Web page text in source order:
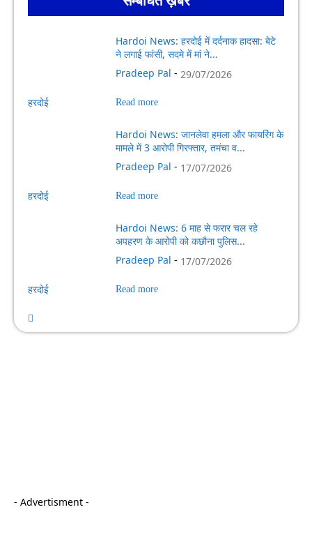
हरदोई
Hardoi News: हरदोई में दर्दनाक हादसा: बेटे
ने लगाई फांसी, सदमे में मां ने...
Pradeep Pal - 29/07/2026
Read more
हरदोई
Hardoi News: जानलेवा हमला और फायरिंग के
मामले में 3 आरोपी गिरफ्तार, तमंचा व...
Pradeep Pal - 17/07/2026
Read more
हरदोई
Hardoi News: 6 माह से फरार चल रहे
अपहरण के आरोपी को कछौना पुलिस...
Pradeep Pal - 17/07/2026
Read more
- Advertisment -